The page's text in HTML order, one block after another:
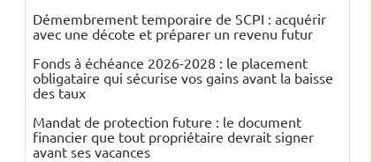
Démembrement temporaire de SCPI : acquérir
avec une décote et préparer un revenu futur
Fonds à échéance 2026-2028 : le placement
obligataire qui sécurise vos gains avant la baisse
des taux
Mandat de protection future : le document
financier que tout propriétaire devrait signer
avant ses vacances